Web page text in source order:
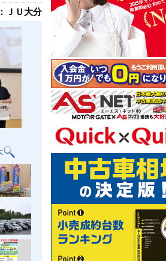
ＪＵ大分